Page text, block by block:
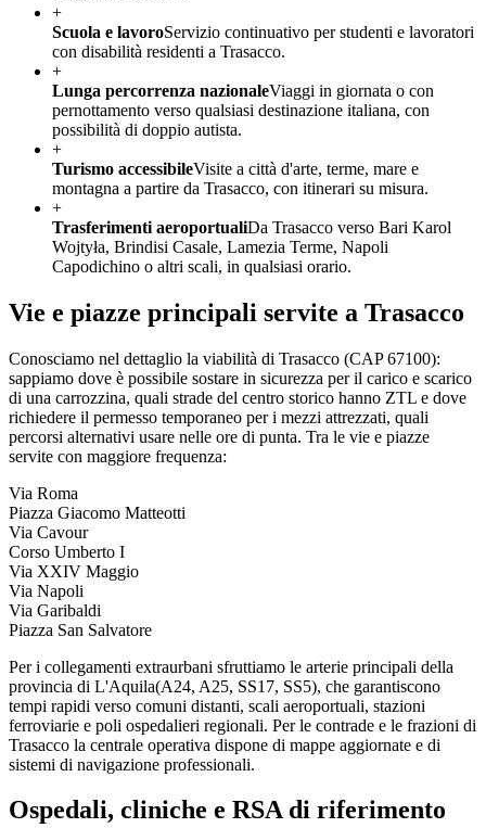
+
Scuola e lavoroServizio continuativo per studenti e lavoratori
con disabilità residenti a Trasacco.
+
Lunga percorrenza nazionaleViaggi in giornata o con
pernottamento verso qualsiasi destinazione italiana, con
possibilità di doppio autista.
+
Turismo accessibileVisite a città d'arte, terme, mare e
montagna a partire da Trasacco, con itinerari su misura.
+
Trasferimenti aeroportualiDa Trasacco verso Bari Karol
Wojtyła, Brindisi Casale, Lamezia Terme, Napoli
Capodichino o altri scali, in qualsiasi orario.
Vie e piazze principali servite a Trasacco
Conosciamo nel dettaglio la viabilità di Trasacco (CAP67100):
sappiamo dove è possibile sostare in sicurezza per il carico e scarico
di una carrozzina, quali strade del centro storico hanno ZTL e dove
richiedere il permesso temporaneo per i mezzi attrezzati, quali
percorsi alternativi usare nelle ore di punta. Tra le vie e piazze
servite con maggiore frequenza:
Via Roma
Piazza Giacomo Matteotti
Via Cavour
Corso Umberto I
Via XXIV Maggio
Via Napoli
Via Garibaldi
Piazza San Salvatore
Per i collegamenti extraurbani sfruttiamo le arterie principali della
provincia di L'Aquila(A24, A25, SS17, SS5), che garantiscono
tempi rapidi verso comuni distanti, scali aeroportuali, stazioni
ferroviarie e poli ospedalieri regionali. Per le contrade e le frazioni di
Trasacco la centrale operativa dispone di mappe aggiornate e di
sistemi di navigazione professionali.
Ospedali, cliniche e RSA di riferimento